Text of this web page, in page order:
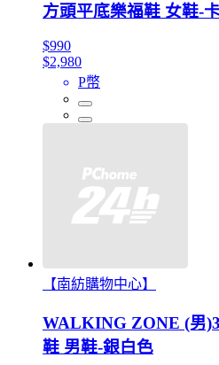
方頭平底樂福鞋 女鞋-
$990
$2,980
P幣
【南紡購物中心】
WALKING ZONE (男
鞋 男鞋-銀白色